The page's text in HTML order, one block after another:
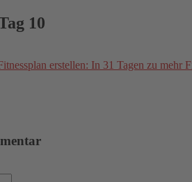
10
erstellen: In 31 Tagen zu mehr